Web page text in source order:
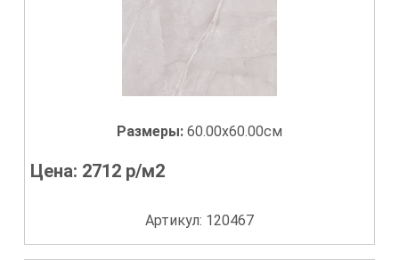
Размеры: 60.00x60.00см
Цена: 2712 р/м2
Артикул: 120467